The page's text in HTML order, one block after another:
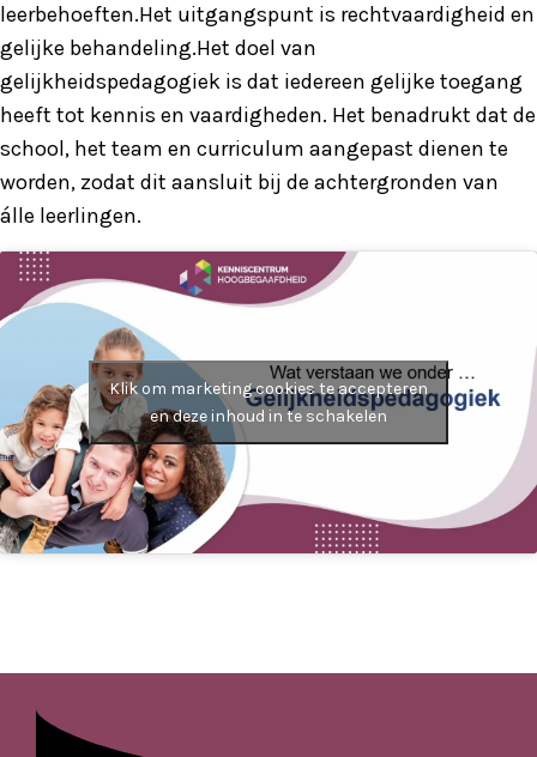
leerbehoeften.Het uitgangspunt is rechtvaardigheid en
gelijke behandeling.Het doel van
gelijkheidspedagogiek is dat iedereen gelijke toegang
heeft tot kennis en vaardigheden. Het benadrukt dat de
school, het team en curriculum aangepast dienen te
worden, zodat dit aansluit bij de achtergronden van
álle leerlingen.
Klik om marketing cookies te accepteren
en deze inhoud in te schakelen